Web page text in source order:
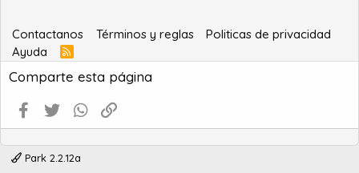
Contactanos Términos y reglas
Politicas de privacidad
Ayuda
R
S
S
Comparte esta página
Facebook
Twitter WhatsApp
Park 2.2.12a